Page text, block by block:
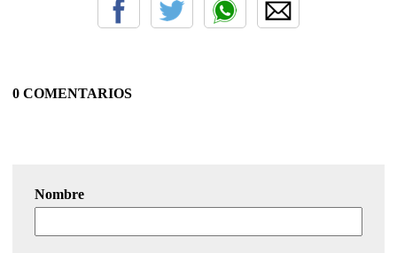
0 COMENTARIOS
Nombre